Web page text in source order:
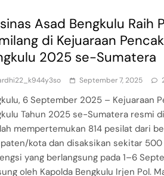
Asad Bengkulu Raih
di Kejuaraan
2025 se-Sumatera
September 7, 2025
6 September 2025 – Kejuaraan
Tahun 2025 se-Sumatera resmi
mempertemukan 814 pesilat dari
kota dan disaksikan sekitar
yang berlangsung pada 1–6
oleh Kapolda Bengkulu Irjen Pol.